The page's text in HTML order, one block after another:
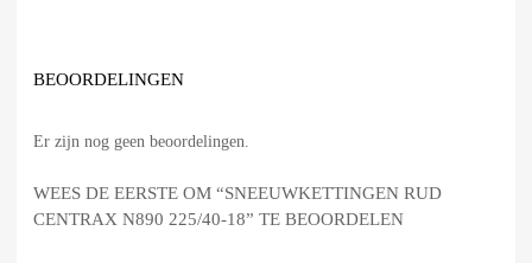
BEOORDELINGEN
Er zijn nog geen beoordelingen.
WEES DE EERSTE OM “SNEEUWKETTINGEN RUD
CENTRAX N890 225/40-18” TE BEOORDELEN